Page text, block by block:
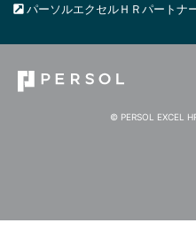
パーソルエクセルＨＲパートナ
© PERSOL EXCEL